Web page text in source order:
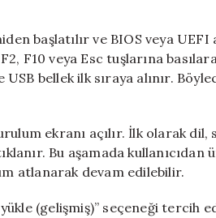
başlatılır ve BIOS veya
F10 veya Esc tuşlarına
bellek ilk sıraya alınır.
ekranı açılır. İlk olarak
Bu aşamada
atlanarak devam edilebilir.
(gelişmiş)” seçeneği tercih